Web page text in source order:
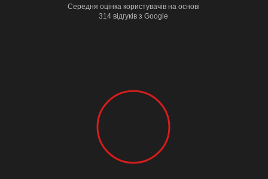
Середня оцінка користувачів на основі
314 відгуків з Google